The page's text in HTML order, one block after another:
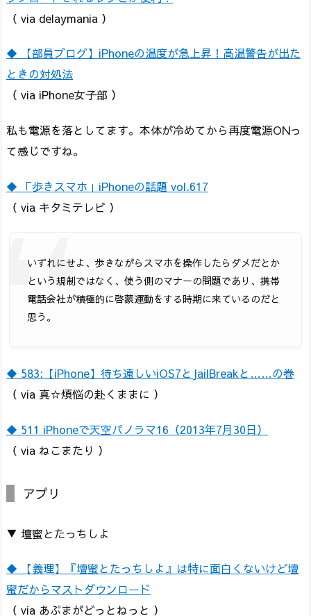
（ via delaymania ）
◆ 【部員ブログ】iPhoneの温度が急上昇！高温警告が出た
ときの対処法
（ via iPhone女子部 ）
私も電源を落としてます。本体が冷めてから再度電源ONっ
て感じですね。
◆ 「歩きスマホ」iPhoneの話題 vol.617
（ via キタミテレビ ）
いずれにせよ、歩きながらスマホを操作したらダメだとか
という規制ではなく、使う側のマナーの問題であり、携帯
電話会社が積極的に啓蒙運動をする時期に来ているのだと
思う。
◆ 583:【iPhone】待ち遠しいiOS7とJailBreakと……の巻
（ via 真☆煩悩の赴くままに ）
◆ 511 iPhoneで天空パノラマ16（2013年7月30日）
（ via ねこまたり ）
アプリ
▼ 壇蜜とたっちしよ
◆ 【義理】『壇蜜とたっちしよ』は特に面白くないけど壇
蜜だからマストダウンロード
（ via あぷまがどっとねっと ）